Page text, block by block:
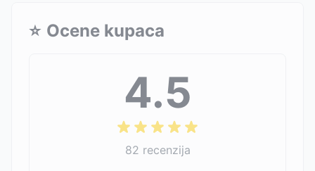
⭐ Ocene kupaca
4.5
82 recenzija